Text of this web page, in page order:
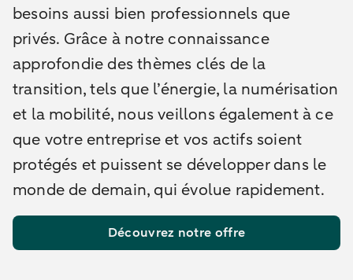
besoins aussi bien professionnels que
privés. Grâce à notre connaissance
approfondie des thèmes clés de la
transition, tels que l’énergie, la numérisation
et la mobilité, nous veillons également à ce
que votre entreprise et vos actifs soient
protégés et puissent se développer dans le
monde de demain, qui évolue rapidement.
Découvrez notre offre